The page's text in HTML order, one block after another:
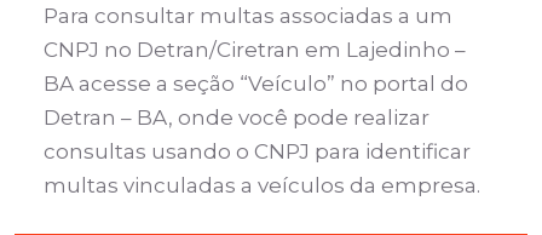
Para consultar multas associadas a um
CNPJ no Detran/Ciretran em Lajedinho –
BA acesse a seção “Veículo” no portal do
Detran – BA, onde você pode realizar
consultas usando o CNPJ para identificar
multas vinculadas a veículos da empresa.